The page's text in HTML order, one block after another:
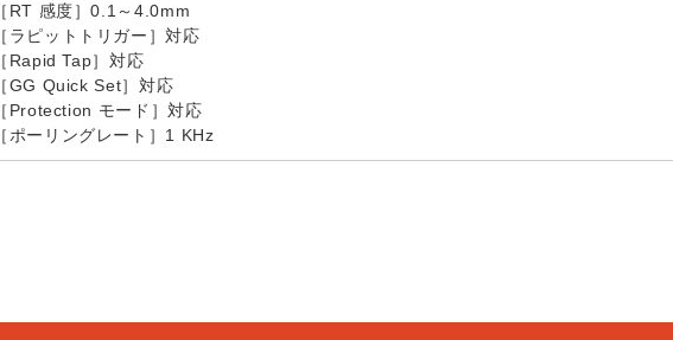
［RT 感度］0.1～4.0mm
［ラピットトリガー］対応
［Rapid Tap］対応
［GG Quick Set］対応
［Protection モード］対応
［ポーリングレート］1 KHz